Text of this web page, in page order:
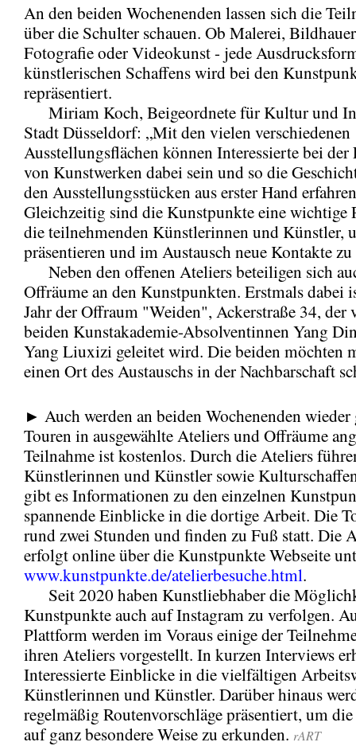
An den beiden Wochenenden lassen sich die
über die Schulter schauen. Ob Malerei,
Fotografie oder Videokunst - jede
künstlerischen Schaffens wird bei den
repräsentiert.
Miriam Koch, Beigeordnete für Kultur und
Stadt Düsseldorf: „Mit den vielen verschiedenen
Ausstellungsflächen können Interessierte bei der
von Kunstwerken dabei sein und so die
den Ausstellungsstücken aus erster Hand
Gleichzeitig sind die Kunstpunkte eine wichtige
die teilnehmenden Künstlerinnen und Künstler,
präsentieren und im Austausch neue Kontakte
Neben den offenen Ateliers beteiligen sich
Offräume an den Kunstpunkten. Erstmals dabei
Jahr der Offraum "Weiden", Ackerstraße 34, der
beiden Kunstakademie-Absolventinnen Yang
Yang Liuxizi geleitet wird. Die beiden möchten
einen Ort des Austauschs in der Nachbarschaft
► Auch werden an beiden Wochenenden wieder
Touren in ausgewählte Ateliers und Offräume
Teilnahme ist kostenlos. Durch die Ateliers
Künstlerinnen und Künstler sowie
gibt es Informationen zu den einzelnen
spannende Einblicke in die dortige Arbeit. Die
rund zwei Stunden und finden zu Fuß statt. Die
erfolgt online über die Kunstpunkte Webseite
www.kunstpunkte.de/atelierbesuche.html.
Seit 2020 haben Kunstliebhaber die
Kunstpunkte auch auf Instagram zu verfolgen.
Plattform werden im Voraus einige der
ihren Ateliers vorgestellt. In kurzen Interviews
Interessierte Einblicke in die vielfältigen
Künstlerinnen und Künstler. Darüber hinaus
regelmäßig Routenvorschläge präsentiert, um
auf ganz besondere Weise zu erkunden. rART